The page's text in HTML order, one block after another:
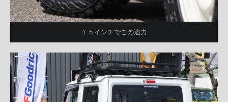
１５インチでこの迫力